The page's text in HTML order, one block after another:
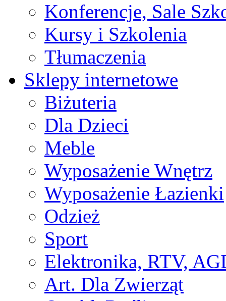
Konferencje, Sale
Kursy i Szkolenia
Tłumaczenia
Sklepy internetowe
Biżuteria
Dla Dzieci
Meble
Wyposażenie Wnętrz
Wyposażenie Łazienki
Odzież
Sport
Elektronika, RTV,
Art. Dla Zwierząt